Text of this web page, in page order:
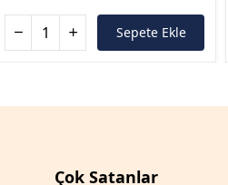
Sepete Ekle
Çok Satanlar